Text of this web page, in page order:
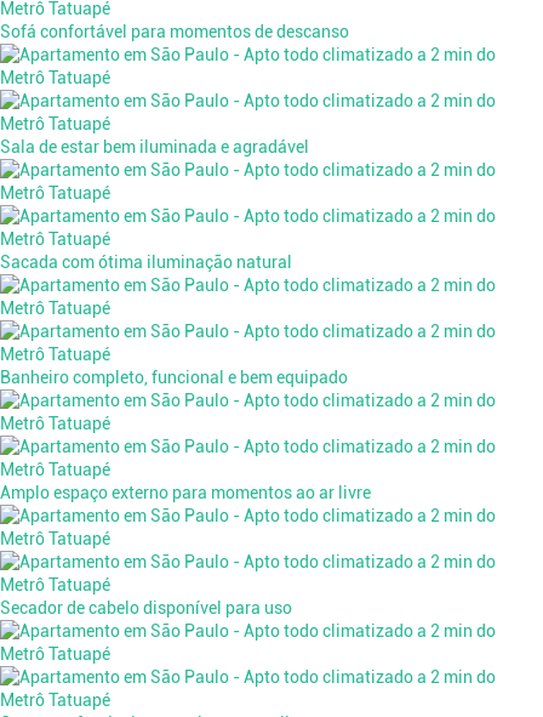
Sofá confortável para momentos de descanso
Sala de estar bem iluminada e agradável
Sacada com ótima iluminação natural
Banheiro completo, funcional e bem equipado
Amplo espaço externo para momentos ao ar livre
Secador de cabelo disponível para uso